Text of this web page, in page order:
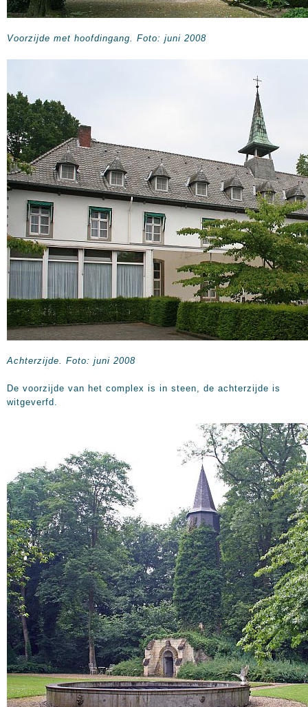
Voorzijde met hoofdingang. Foto: juni 2008
Achterzijde. Foto: juni 2008
De voorzijde van het complex is in steen, de achterzijde is
witgeverfd.